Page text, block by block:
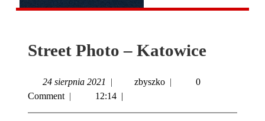
Street Photo – Katowice
24 sierpnia 2021 | zbyszko |
0
Comment | 12:14 |